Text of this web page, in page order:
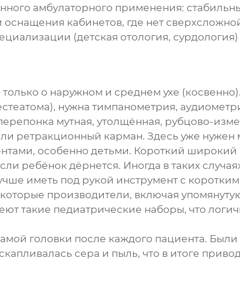
амбулаторного применения:
кабинетов, где нет
(детская отология,
о наружном и среднем ухе
нужна тимпанометрия,
мутная, утолщённая, рубцово-
ретракционный карман. Здесь уже нужен
особенно детьми. Короткий широкий
ребёнок дёрнется. Иногда в таких
иметь под рукой инструмент с
производители, включая
такие педиатрические наборы, что
головки после каждого пациента. Были
сера и пыль, что в итоге